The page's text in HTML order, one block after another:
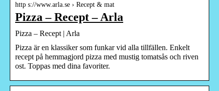
http s://www.arla.se › Recept & mat
Pizza – Recept – Arla
Pizza – Recept | Arla
Pizza är en klassiker som funkar vid alla tillfällen. Enkelt
recept på hemmagjord pizza med mustig tomatsås och riven
ost. Toppas med dina favoriter.